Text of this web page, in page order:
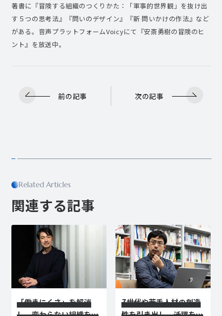
著書に『冒険する組織のつくりかた：「軍事的世界観」を抜け出
す５つの思考法』『問いのデザイン』『新 問いかけの作法』など
がある。音声プラットフォームVoicyにて『安斎勇樹の冒険のヒ
ント』を放送中。
前の記事 次の記事
Related Articles
関連する記事
「働きにくさ」を解消
Z世代や若手人材の創造